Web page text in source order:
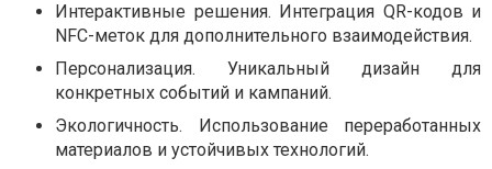
Интерактивные решения. Интеграция QR-кодов и
NFC-меток для дополнительного взаимодействия.
Персонализация. Уникальный дизайн для
конкретных событий и кампаний.
Экологичность. Использование переработанных
материалов и устойчивых технологий.